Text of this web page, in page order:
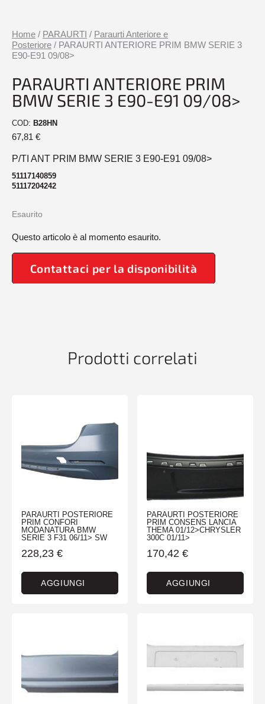
Home / PARAURTI / Paraurti Anteriore e
Posteriore / PARAURTI ANTERIORE PRIM BMW SERIE 3
E90-E91 09/08>
PARAURTI ANTERIORE PRIM
BMW SERIE 3 E90-E91 09/08>
COD: B28HN
67,81 €
P/TI ANT PRIM BMW SERIE 3 E90-E91 09/08>
51117140859
51117204242
Esaurito
Questo articolo è al momento esaurito.
Contattaci per la disponibilità
Prodotti correlati
PARAURTI POSTERIORE
PRIM CONFORI
MODANATURA BMW
SERIE 3 F31 06/11> SW
228,23 €
AGGIUNGI
PARAURTI POSTERIORE
PRIM CONSENS LANCIA
THEMA 01/12>CHRYSLER
300C 01/11>
170,42 €
AGGIUNGI